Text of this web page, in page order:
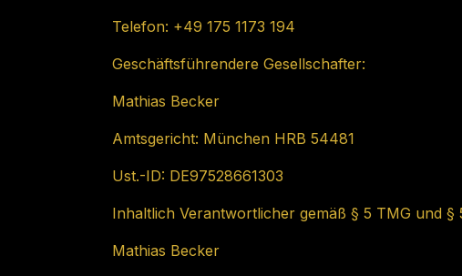
Telefon: +49 175 1173 194
Geschäftsführendere Gesellschafter:
Mathias Becker
Amtsgericht: München HRB 54481
Ust.-ID: DE97528661303
Inhaltlich Verantwortlicher gemäß § 5 TMG und
Mathias Becker